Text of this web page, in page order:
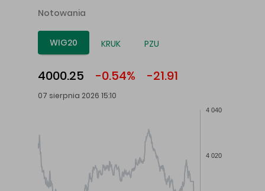
Notowania
WIG20 KRUK PZU
4000.25 -0.54% -21.91
07 sierpnia 2026 15:10
4 020
4 040